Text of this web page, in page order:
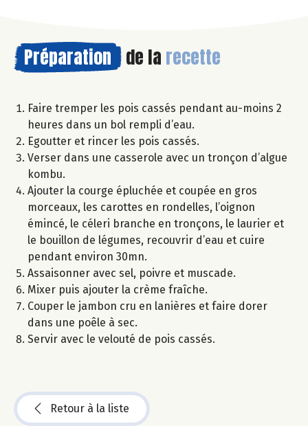
Préparation de la recette
Faire tremper les pois cassés pendant au-moins 2
heures dans un bol rempli d’eau.
Egoutter et rincer les pois cassés.
Verser dans une casserole avec un tronçon d’algue
kombu.
Ajouter la courge épluchée et coupée en gros
morceaux, les carottes en rondelles, l’oignon
émincé, le céleri branche en tronçons, le laurier et
le bouillon de légumes, recouvrir d’eau et cuire
pendant environ 30mn.
Assaisonner avec sel, poivre et muscade.
Mixer puis ajouter la crème fraîche.
Couper le jambon cru en lanières et faire dorer
dans une poêle à sec.
Servir avec le velouté de pois cassés.
Retour à la liste